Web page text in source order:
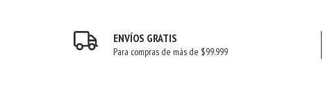
ENVÍOS GRATIS
Para compras de más de $99.999